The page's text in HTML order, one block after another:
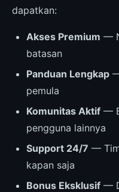
dapatkan:
Akses Premium —
batasan
Panduan Lengkap
pemula
Komunitas Aktif —
pengguna lainnya
Support 24/7 —
kapan saja
Bonus Eksklusif —